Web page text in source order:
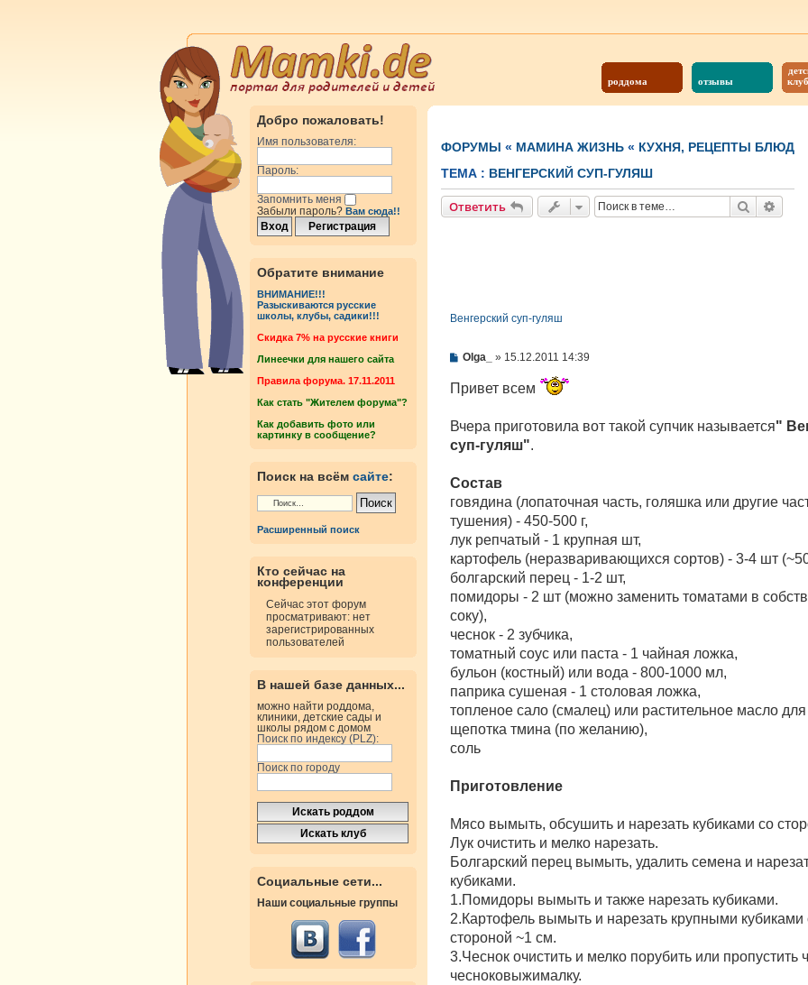
роддома отзывы
Добро пожаловать!
Имя пользователя:
Пароль:
Запомнить меня
Забыли пароль? Вам сюда!!
Обратите внимание
ВНИМАНИЕ!!!
Разыскиваются русские
школы, клубы, садики!!!
Cкидка 7% на русские книги
Линеечки для нашего сайта
Правила форума. 17.11.2011
Как стать "Жителем форума"?
Как добавить фото или
картинку в сообщение?
Поиск на всём сайте:
Расширенный поиск
Кто сейчас на
конференции
Сейчас этот форум
просматривают: нет
зарегистрированных
пользователей
В нашей базе данных...
можно найти роддома,
клиники, детские сады и
школы рядом с домом
Поиск по индексу (PLZ):
Поиск по городу
Социальные сети...
Наши социальные группы
ФОРУМЫ « МАМИНА ЖИЗНЬ « КУХНЯ, РЕЦЕПТЫ БЛЮД
ТЕМА : ВЕНГЕРСКИЙ СУП-ГУЛЯШ
Ответить Поиск
Венгерский суп-гуляш
С
о
б
н
и
Olga_ » 15.12.2011 14:39
Привет всем
Вчера приготовила вот такой супчик называется"
суп-гуляш".
Состав
говядина (лопаточная часть, голяшка или другие
тушения) - 450-500 г,
лук репчатый - 1 крупная шт,
картофель (неразваривающихся сортов) - 3-4 шт
болгарский перец - 1-2 шт,
помидоры - 2 шт (можно заменить томатами в
соку),
чеснок - 2 зубчика,
томатный соус или паста - 1 чайная ложка,
бульон (костный) или вода - 800-1000 мл,
паприка сушеная - 1 столовая ложка,
топленое сало (смалец) или растительное масло
щепотка тмина (по желанию),
соль
Приготовление
Мясо вымыть, обсушить и нарезать кубиками со
Лук очистить и мелко нарезать.
Болгарский перец вымыть, удалить семена и
кубиками.
1.Помидоры вымыть и также нарезать кубиками.
2.Картофель вымыть и нарезать крупными кубиками
стороной ~1 см.
3.Чеснок очистить и мелко порубить или пропустить
чесноковыжималку.